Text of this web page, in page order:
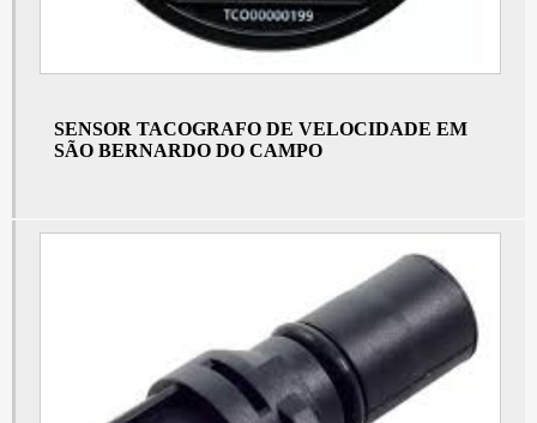
Preço do tacógrafo
Sensor do câmbio em São Paulo
Sensor de velocidade em São Bernardo do Campo
Sensor de velocidade em São Paulo
Tacografo caminhao preço
SENSOR TACOGRAFO DE VELOCIDADE EM
SÃO BERNARDO DO CAMPO